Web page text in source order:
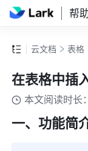
帮
云文档 表格
在表格中插
本文阅读时长
一、功能简